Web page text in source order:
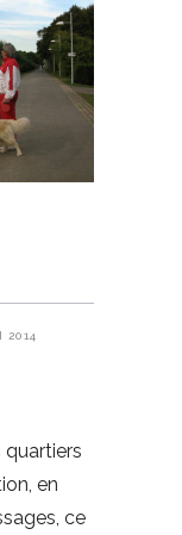
2014
quartiers
en
ce